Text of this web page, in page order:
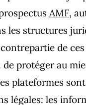
AMF,
les structures
de
protéger au
plateformes
légales: les